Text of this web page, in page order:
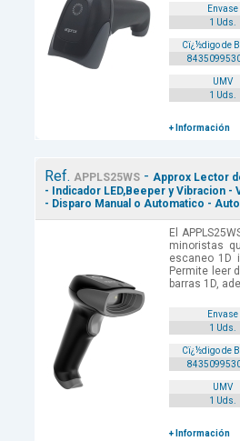
Envase
1 Uds.
Cï¿½digo de
UMV
1 Uds.
+ Información
Ref. APPLS25WS - Approx Lector
- Indicador LED,Beeper y Vibracion
- Disparo Manual o Automatico -
El
minoristas
escaneo 1D
Permite leer
barras 1D,
Envase
1 Uds.
Cï¿½digo de
UMV
1 Uds.
+ Información